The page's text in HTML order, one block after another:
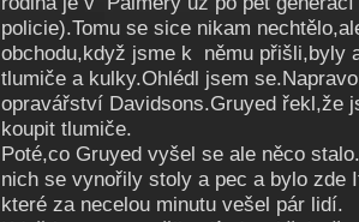
policie).Tomu se sice nikam
obchodu,když jsme k němu přišli,byly
tlumiče a kulky.Ohlédl jsem
opravářství Davidsons.Gruyed řekl,že
koupit tlumiče.
Poté,co Gruyed vyšel se ale něco
nich se vynořily stoly a pec a bylo zde
které za necelou minutu vešel pár lidí.